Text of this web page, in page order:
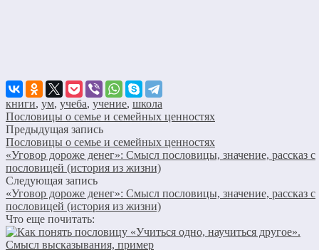
книги, ум, учеба, учение, школа
Пословицы о семье и семейных ценностях
Предыдущая запись
Пословицы о семье и семейных ценностях
«Уговор дороже денег»: Смысл пословицы, значение, рассказ с
пословицей (история из жизни)
Следующая запись
«Уговор дороже денег»: Смысл пословицы, значение, рассказ с
пословицей (история из жизни)
Что еще почитать: